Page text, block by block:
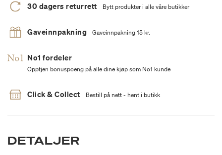
30 dagers returrett Bytt produkter i alle våre butikker
Gaveinnpakning Gaveinnpakning 15 kr.
No1 fordeler
Opptjen bonuspoeng på alle dine kjøp som No1 kunde
Click & Collect Bestill på nett - hent i butikk
DETALJER